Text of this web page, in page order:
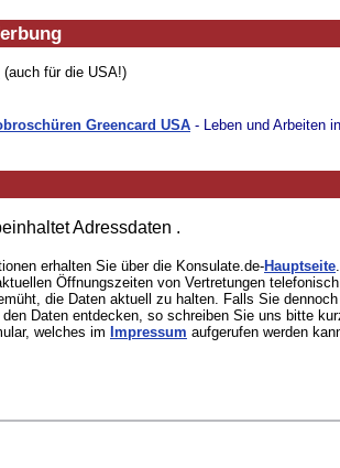
(auch für die USA!)
Greencard USA - Leben und Arbeiten
Adressdaten .
erhalten Sie über die Konsulate.de-Hauptseite
Öffnungszeiten von Vertretungen
die Daten aktuell zu halten. Falls Sie
den Daten entdecken, so schreiben Sie uns bitte
welches im Impressum aufgerufen werden